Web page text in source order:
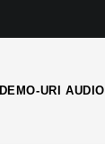
DEMO-URI AUDIO